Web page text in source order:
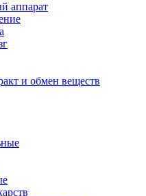
аппарат
и обмен веществ